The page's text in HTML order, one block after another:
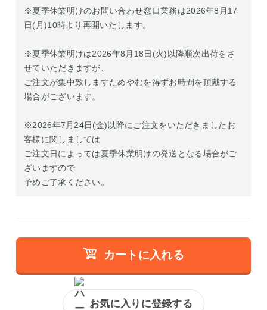
※夏季休業明けのお問い合わせ窓口業務は2026年8月17
日(月)10時より再開いたします。
※夏季休業明けは2026年8月18日(火)以降順次出荷をさ
せていただきますが、
ご注文が集中致しますためやむを得ずお時間を頂戴する
場合がございます。
※2026年7月24日(金)以降にご注文をいただきましたお
客様に関しましては
ご注文日によっては夏季休業明けの発送となる場合がご
ざいますので
予めご了承ください。
カートに入れる
お気に入りに登録する